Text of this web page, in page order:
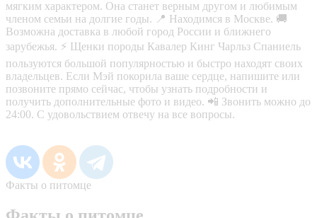
мягким характером. Она станет верным другом и любимым
членом семьи на долгие годы. 📍 Находимся в Москве. 🚚
Возможна доставка в любой город России и ближнего
зарубежья. ⚡ Щенки породы Кавалер Кинг Чарльз Спаниель
пользуются большой популярностью и быстро находят своих
владельцев. Если Мэй покорила ваше сердце, напишите или
позвоните прямо сейчас, чтобы узнать подробности и
получить дополнительные фото и видео. 📲 Звонить можно до
24:00. С удовольствием отвечу на все вопросы.
Факты о питомце